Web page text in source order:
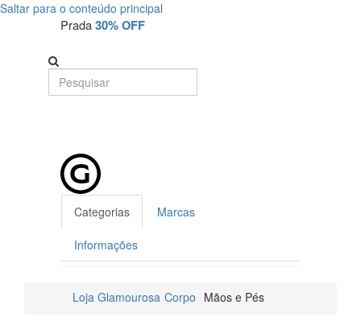
Saltar para o conteúdo principal
Prada30% OFF
Categorias Marcas
Informações
Loja Glamourosa Corpo Mãos e Pés